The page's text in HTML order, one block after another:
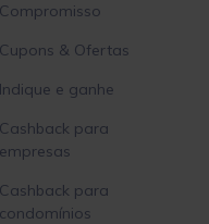
Compromisso
Cupons & Ofertas
Indique e ganhe
Cashback para
empresas
Cashback para
condomínios